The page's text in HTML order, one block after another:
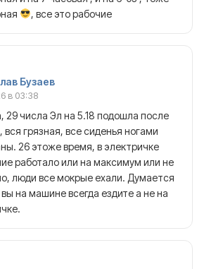
, все это рабочие
Бузаев
в 03:38
29 числа Эл на 5.18 подошла после
грязная, все сиденья ногами
26 этоже время, в электричке
работало или на максимум или не
люди все мокрые ехали. Думается
на машине всегда ездите а не на